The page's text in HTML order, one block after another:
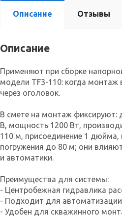
Описание Отзывы
Описание
Применяют при сборке
модели TF3-110: когда монтаж
через оголовок.
В смете на монтаж фиксируют:
В, мощность 1200 Вт,
110 м, присоединение 1 дюйма,
погружения до 80 м; они
и автоматики.
Преимущества для системы:
- Центробежная гидравлика
- Подходит для
- Удобен для скважинного